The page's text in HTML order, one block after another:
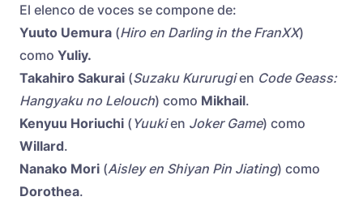
El elenco de voces se compone de:
Yuuto Uemura (Hiro en Darling in the FranXX)
como Yuliy.
Takahiro Sakurai (Suzaku Kururugien Code Geass:
Hangyaku no Lelouch) como Mikhail.
Kenyuu Horiuchi ( Yuukien Joker Game) como
Willard.
Nanako Mori (Aisley en Shiyan Pin Jiating) como
Dorothea.